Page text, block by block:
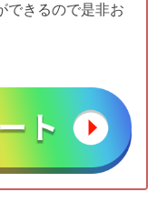
できるので是非お